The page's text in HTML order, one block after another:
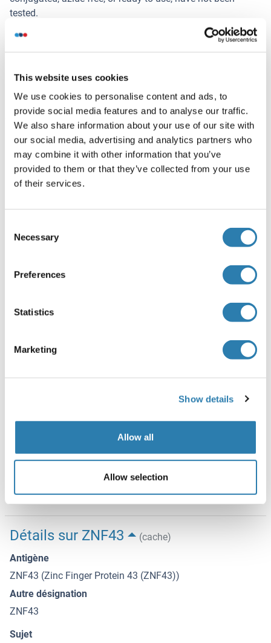
This website uses cookies
We use cookies to personalise content and ads, to
provide social media features and to analyse our traffic.
We also share information about your use of our site with
our social media, advertising and analytics partners who
may combine it with other information that you’ve
provided to them or that they’ve collected from your use
of their services.
Selection
Necessary
Preferences
Statistics
Marketing
Show details
Allow all
Allow selection
tested.
Commentaires
Target Species of Antibody: Human
Restrictions
For Research Use only
Stockage
(cache)
Format
Liquid
Buffer
4 °C,-20 °C
Short term: store at 4°C. Long term: aliquot and store -20°C
for up to 6 months. Avoid freeze-thaw cycles. Protect from
light.
6 months
Détails sur ZNF43
(cache)
Antigène
ZNF43 (Zinc Finger Protein 43 (ZNF43))
Autre désignation
ZNF43
Sujet